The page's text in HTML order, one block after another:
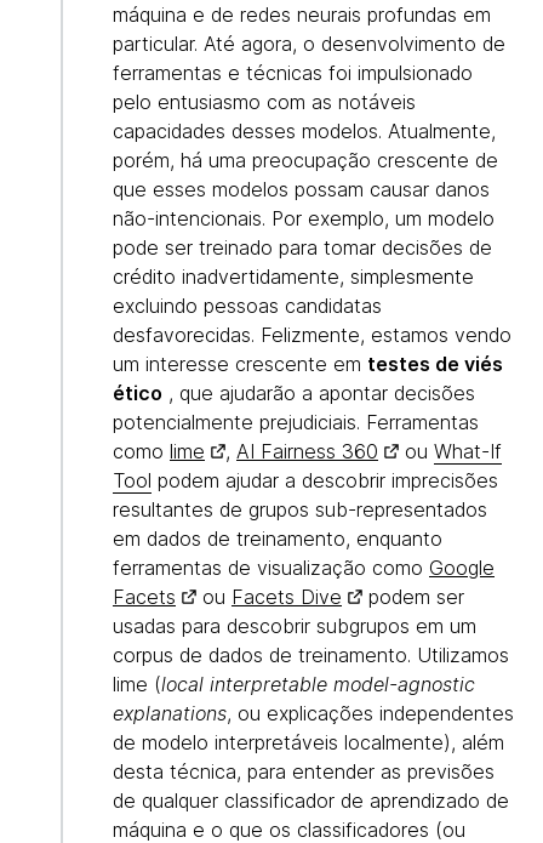
máquina e de redes neurais profundas em
particular. Até agora, o desenvolvimento de
ferramentas e técnicas foi impulsionado
pelo entusiasmo com as notáveis
capacidades desses modelos. Atualmente,
porém, há uma preocupação crescente de
que esses modelos possam causar danos
não-intencionais. Por exemplo, um modelo
pode ser treinado para tomar decisões de
crédito inadvertidamente, simplesmente
excluindo pessoas candidatas
desfavorecidas. Felizmente, estamos vendo
um interesse crescente em testes de viés
ético , que ajudarão a apontar decisões
potencialmente prejudiciais. Ferramentas
como lime , AI Fairness 360 ou What-If
Tool podem ajudar a descobrir imprecisões
resultantes de grupos sub-representados
em dados de treinamento, enquanto
ferramentas de visualização como Google
Facets
ou Facets Dive
podem ser
usadas para descobrir subgrupos em um
corpus de dados de treinamento. Utilizamos
lime (local interpretable model-agnostic
explanations, ou explicações independentes
de modelo interpretáveis localmente), além
desta técnica, para entender as previsões
de qualquer classificador de aprendizado de
máquina e o que os classificadores (ou